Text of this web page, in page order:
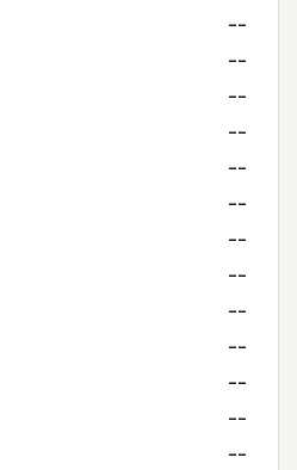
--
--
--
--
--
--
--
--
--
--
--
--
--